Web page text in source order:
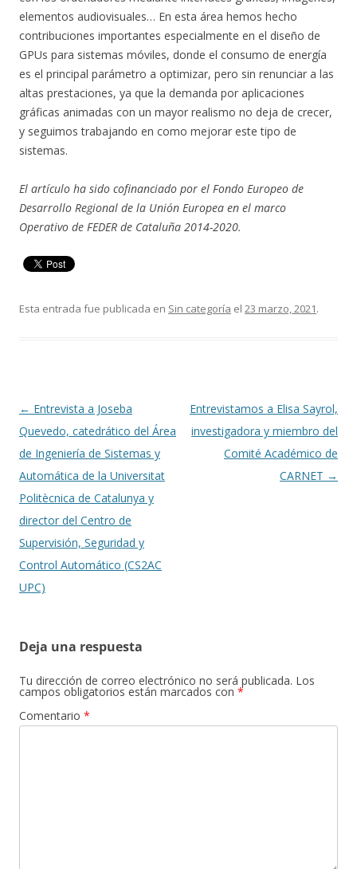
elementos audiovisuales… En esta área hemos hecho
contribuciones importantes especialmente en el diseño de
GPUs para sistemas móviles, donde el consumo de energía
es el principal parámetro a optimizar, pero sin renunciar a las
altas prestaciones, ya que la demanda por aplicaciones
gráficas animadas con un mayor realismo no deja de crecer,
y seguimos trabajando en como mejorar este tipo de
sistemas.
El artículo ha sido cofinanciado por el Fondo Europeo de
Desarrollo Regional de la Unión Europea en el marco
Operativo de FEDER de Cataluña 2014-2020.
Esta entrada fue publicada en Sin categoría el 23 marzo, 2021.
Navegación
de
entradas
← Entrevista a Joseba
Quevedo, catedrático del Área
de Ingeniería de Sistemas y
Automática de la Universitat
Politècnica de Catalunya y
director del Centro de
Supervisión, Seguridad y
Control Automático (CS2AC
UPC)
Entrevistamos a Elisa Sayrol,
investigadora y miembro del
Comité Académico de
CARNET →
Deja una respuesta
Tu dirección de correo electrónico no será publicada. Los
campos obligatorios están marcados con *
Comentario *